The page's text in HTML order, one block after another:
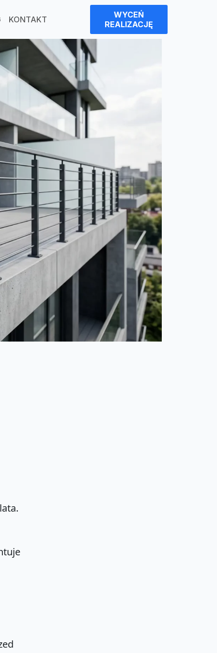
KONTAKT
WYCEŃ
REALIZACJĘ